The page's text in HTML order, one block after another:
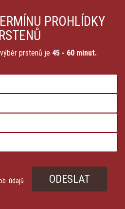
PROHLÍDKY
prstenů je 45 - 60 minut.
údajů ODESLAT